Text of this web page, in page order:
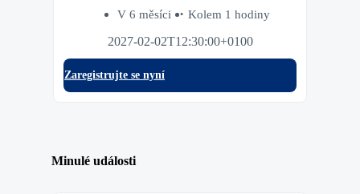
V 6 měsíci
Kolem 1 hodiny
2027-02-02T12:30:00+0100
Zaregistrujte se nyní
Minulé události